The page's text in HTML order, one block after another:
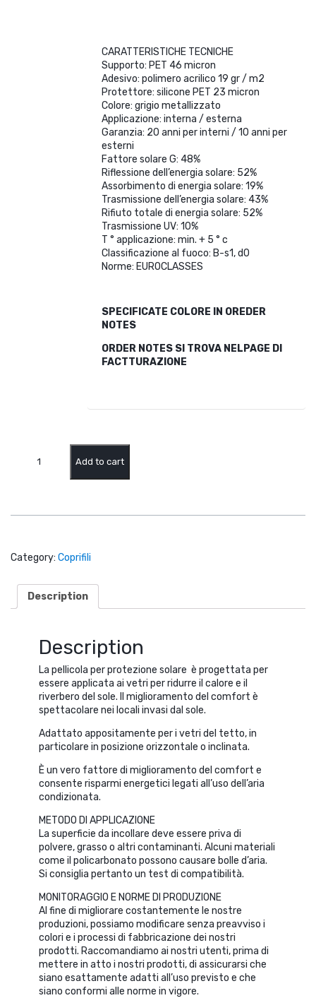
CARATTERISTICHE TECNICHE
Supporto: PET 46 micron
Adesivo: polimero acrilico 19 gr / m2
Protettore: silicone PET 23 micron
Colore: grigio metallizzato
Applicazione: interna / esterna
Garanzia: 20 anni per interni / 10 anni per
esterni
Fattore solare G: 48%
Riflessione dell’energia solare: 52%
Assorbimento di energia solare: 19%
Trasmissione dell’energia solare: 43%
Rifiuto totale di energia solare: 52%
Trasmissione UV: 10%
T ° applicazione: min. + 5 ° c
Classificazione al fuoco: B-s1, d0
Norme: EUROCLASSES
SPECIFICATE COLORE IN OREDER
NOTES
ORDER NOTES SI TROVA NELPAGE DI
FACTTURAZIONE
solare
79%
metallizzato
progettato
essere
1,52x10M
quantity
Add to cart
Category: Coprifili
Description
Description
La pellicola per protezione solare è progettata per
essere applicata ai vetri per ridurre il calore e il
riverbero del sole. Il miglioramento del comfort è
spettacolare nei locali invasi dal sole.
Adattato appositamente per i vetri del tetto, in
particolare in posizione orizzontale o inclinata.
È un vero fattore di miglioramento del comfort e
consente risparmi energetici legati all’uso dell’aria
condizionata.
METODO DI APPLICAZIONE
La superficie da incollare deve essere priva di
polvere, grasso o altri contaminanti. Alcuni materiali
come il policarbonato possono causare bolle d’aria.
Si consiglia pertanto un test di compatibilità.
MONITORAGGIO E NORME DI PRODUZIONE
Al fine di migliorare costantemente le nostre
produzioni, possiamo modificare senza preavviso i
colori e i processi di fabbricazione dei nostri
prodotti. Raccomandiamo ai nostri utenti, prima di
mettere in atto i nostri prodotti, di assicurarsi che
siano esattamente adatti all’uso previsto e che
siano conformi alle norme in vigore.